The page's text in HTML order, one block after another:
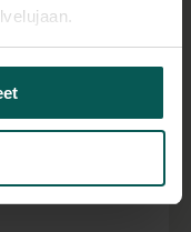
nojatuoli